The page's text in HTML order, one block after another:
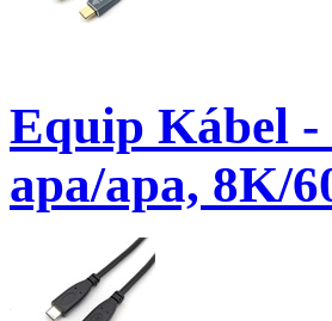
Equip Kábel -
apa/apa, 8K/